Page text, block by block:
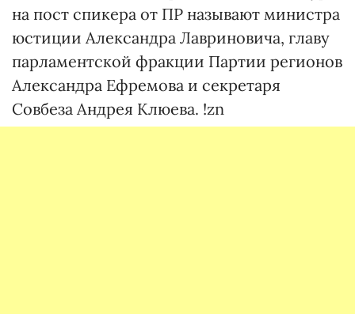
на пост спикера от ПР называют министра
юстиции Александра Лавриновича, главу
парламентской фракции Партии регионов
Александра Ефремова и секретаря
Совбеза Андрея Клюева. !zn